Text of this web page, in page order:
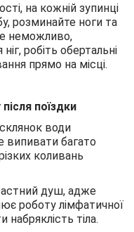
на кожній зупинці
розминайте ноги та
неможливо,
робіть обертальні
прямо на місці.
поїздки
води
випивати багато
коливань
душ, адже
роботу лімфатичної
тіла.